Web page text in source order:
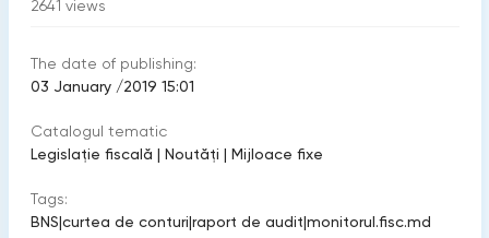
2641 views
The date of publishing:
03 January /2019 15:01
Catalogul tematic
Legislație fiscală | Noutăți | Mijloace fixe
Tags:
BNS|curtea de conturi|raport de audit|monitorul.fisc.md